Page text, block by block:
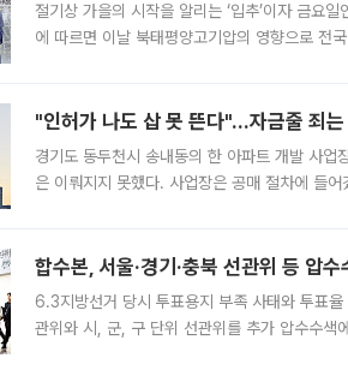
절기상 가을의 시작을 알리는 ‘입추’이자 금요
에 따르면 이날 북태평양고기압의 영향으로 전
"인허가 나도 삽 못 뜬다"…자금줄 죄
경기도 동두천시 송내동의 한 아파트 개발 사
은 이뤄지지 못했다. 사업장은 공매 절차에 들
합수본, 서울·경기·충북 선관위 등 압
6.3지방선거 당시 투표용지 부족 사태와 투표
관위와 시, 군, 구 단위 선관위를 추가 압수수색